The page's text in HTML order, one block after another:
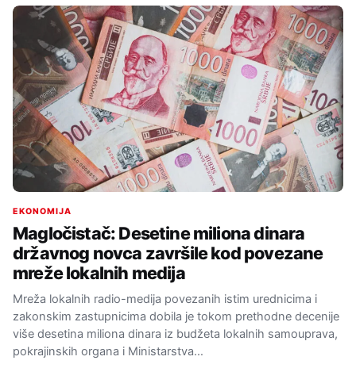
EKONOMIJA
Magločistač: Desetine miliona dinara
državnog novca završile kod povezane
mreže lokalnih medija
Mreža lokalnih radio-medija povezanih istim urednicima i
zakonskim zastupnicima dobila je tokom prethodne decenije
više desetina miliona dinara iz budžeta lokalnih samouprava,
pokrajinskih organa i Ministarstva…